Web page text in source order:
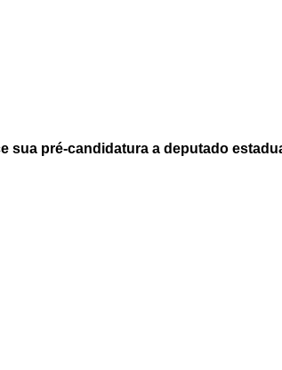
sua pré-candidatura a deputado